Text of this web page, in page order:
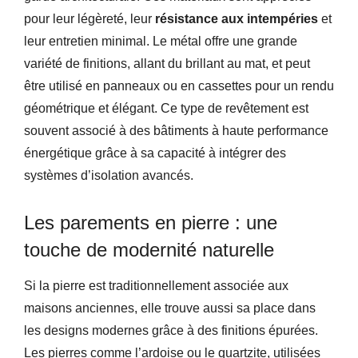
pour leur légèreté, leur résistance aux intempéries et
leur entretien minimal. Le métal offre une grande
variété de finitions, allant du brillant au mat, et peut
être utilisé en panneaux ou en cassettes pour un rendu
géométrique et élégant. Ce type de revêtement est
souvent associé à des bâtiments à haute performance
énergétique grâce à sa capacité à intégrer des
systèmes d’isolation avancés.
Les parements en pierre : une
touche de modernité naturelle
Si la pierre est traditionnellement associée aux
maisons anciennes, elle trouve aussi sa place dans
les designs modernes grâce à des finitions épurées.
Les pierres comme l’ardoise ou le quartzite, utilisées